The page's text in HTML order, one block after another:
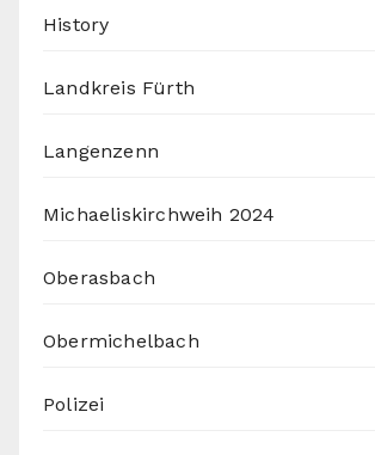
History
Landkreis Fürth
Langenzenn
Michaeliskirchweih 2024
Oberasbach
Obermichelbach
Polizei